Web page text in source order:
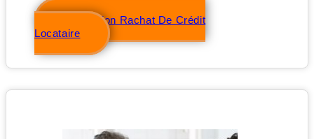
Simulation Rachat De Crédit
Locataire